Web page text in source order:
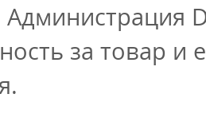
Администрация
за товар и